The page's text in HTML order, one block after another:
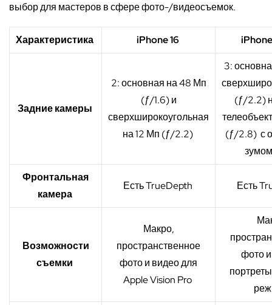
выбор для мастеров в сфере фото-/видеосъемок.
Характеристика iPhone 16
Задние камеры
2: основная на 48 Мп
(ƒ/1.6) и
сверхширокоугольная
на 12 Мп (ƒ/2.2)
3:
(ƒ/2.2)
(ƒ/2.8) с
Фронтальная
камера
Есть TrueDepth Есть
Возможности
съемки
Макро,
пространственное
фото и видео для
Apple Vision Pro
фото